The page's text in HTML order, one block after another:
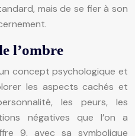
mais de se fier à son
l’ombre
concept psychologique et
les aspects cachés et
les peurs, les
négatives que l’on a
9, avec sa symbolique